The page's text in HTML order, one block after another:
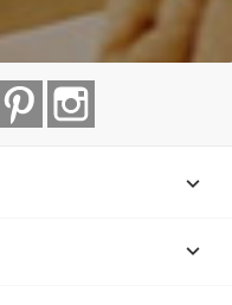
YouTubePinterest

